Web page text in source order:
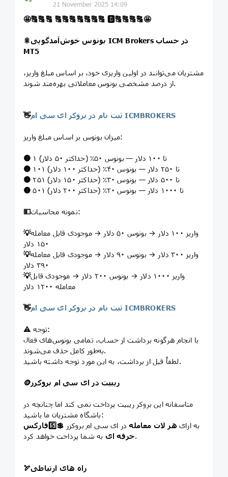
21 November 2025 14:09
🤩🔠🔠🔠 🔠🔠🔠🔠🔠🔠🔠 🅱️🔠🔠🔠🔠🤩
🎇 بونوس خوش‌آمدگویی ICM Brokers در حساب
MT5
مشتریان می‌توانند در اولین واریزی خود، بر اساس مبلغ واریز،
از درصد مشخصی بونوس معاملاتی بهره‌مند شوند.
👋 ثبت نام در بروکر ای سی ام ICMBROKERS
میزان بونوس بر اساس مبلغ واریز:
🟡
۱ تا ۱۰۰ دلار — بونوس ۵۰٪ (حداکثر ۵۰ دلار)
🟡
۱۰۱ تا ۲۵۰ دلار — بونوس ۴۰٪ (حداکثر ۱۰۰ دلار)
🟡
۲۵۱ تا ۵۰۰ دلار — بونوس ۳۰٪ (حداکثر ۱۵۰ دلار)
🟡
۵۰۱ تا ۱۰۰۰ دلار — بونوس ۲۰٪ (حداکثر ۲۰۰ دلار)
💵 نمونه محاسبات:
💡واریز ۱۰۰ دلار → بونوس ۵۰ دلار → موجودی قابل معامله
۱۵۰ دلار
💡واریز ۳۰۰ دلار → بونوس ۹۰ دلار → موجودی قابل معامله
۳۹۰ دلار
💡واریز ۱۰۰۰ دلار → بونوس ۲۰۰ دلار → موجودی قابل
معامله ۱۲۰۰ دلار
👋 ثبت نام در بروکر ای سی ام ICMBROKERS
⚠️
توجه:
با انجام هرگونه برداشت از حساب، تمامی بونوس‌های فعال
به‌طور کامل حذف می‌شوند.
لطفاً قبل از برداشت، به این مورد توجه داشته باشید.
🪙ریبیت در ای سی ام بروکرز
متاسفانه این بروکر ریبیت پرداخت نمی کند اما چنانچه در
باشگاه مشتریان ما باشید:
به ازای هر لات معاملهدر ای سی ام بروکزر 💲
5️⃣ فارکس
حرفه ایبه شما پرداخت خواهد کرد.
🏹راه های ارتباطی